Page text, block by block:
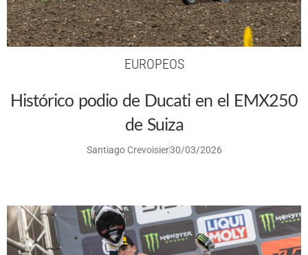
EUROPEOS
Histórico podio de Ducati en el EMX250
de Suiza
Santiago Crevoisier30/03/2026